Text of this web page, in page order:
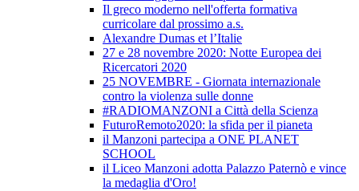
Il greco moderno nell'offerta formativa
curricolare dal prossimo a.s.
Alexandre Dumas et l’Italie
27 e 28 novembre 2020: Notte Europea dei
Ricercatori 2020
25 NOVEMBRE - Giornata internazionale
contro la violenza sulle donne
#RADIOMANZONI a Città della Scienza
FuturoRemoto2020: la sfida per il pianeta
il Manzoni partecipa a ONE PLANET
SCHOOL
il Liceo Manzoni adotta Palazzo Paternò e vince
la medaglia d'Oro!